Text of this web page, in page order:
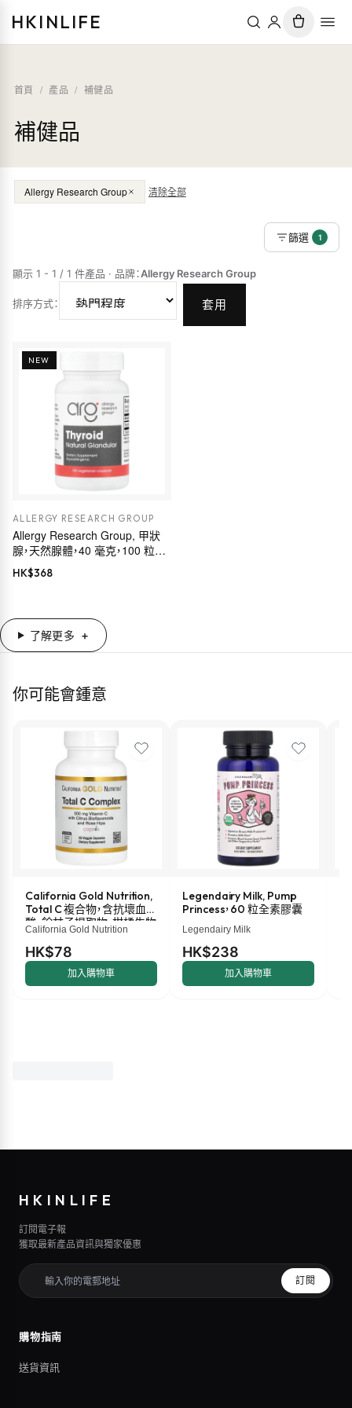
HKINLIFE
首頁 / 產品 / 補健品
補健品
Allergy Research Group 清除全部
篩選 1
顯示 1 - 1 / 1 件產品 · 品牌：Allergy Research Group
排序方式： 套用
NEW
ALLERGY RESEARCH GROUP
Allergy Research Group, 甲狀
腺，天然腺體，40 毫克，100 粒素
食膠囊
HK$368
了解更多
你可能會鍾意
California Gold Nutrition,
Total C 複合物，含抗壞血
酸、餘甘子提取物、柑橘生物
類黃酮和玫瑰果提取物，
500 毫克，60 粒素食膠囊
California Gold Nutrition
HK$78
加入購物車
Legendairy Milk, Pump
Princess，60 粒全素膠囊
Legendairy Milk
HK$238
加入購物車
HKINLIFE
訂閱電子報
獲取最新產品資訊與獨家優惠
訂閱
購物指南
送貨資訊